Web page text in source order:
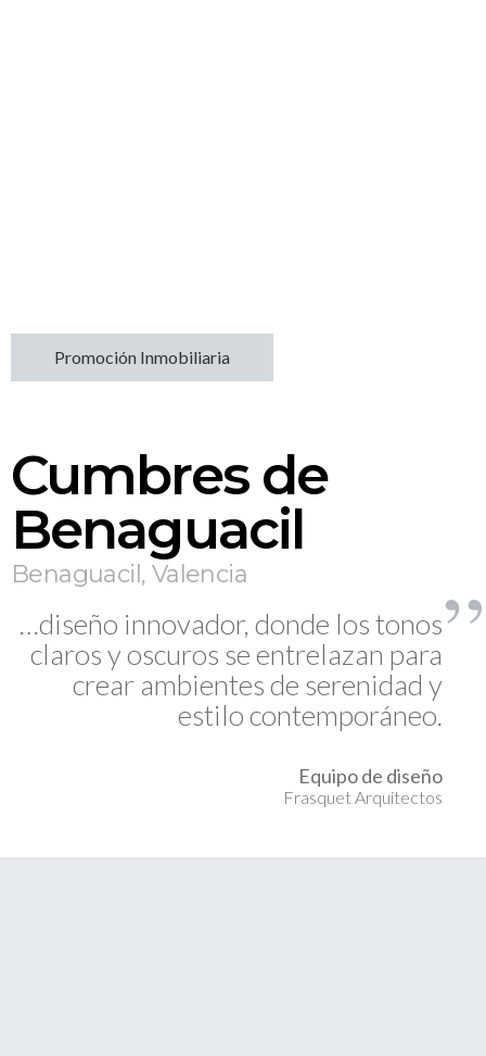
Promoción Inmobiliaria
Cumbres de
Benaguacil
Benaguacil, Valencia
…diseño innovador, donde los tonos
claros y oscuros se entrelazan para
crear ambientes de serenidad y
estilo contemporáneo.
Equipo de diseño
Frasquet Arquitectos